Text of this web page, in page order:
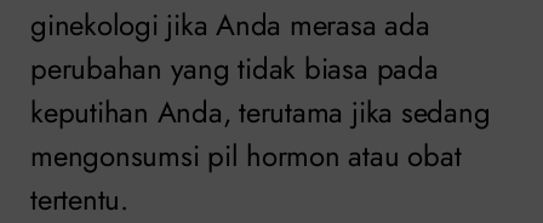
ginekologi jika Anda merasa ada
perubahan yang tidak biasa pada
keputihan Anda, terutama jika sedang
mengonsumsi pil hormon atau obat
tertentu.